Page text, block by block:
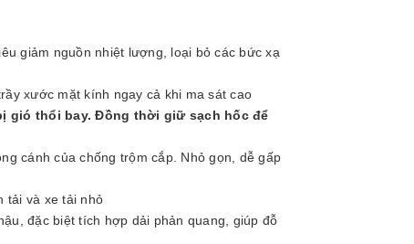
giảm nguồn nhiệt lượng, loại bỏ các bức xạ
xước mặt kính ngay cả khi ma sát cao
gió thổi bay. Đồng thời giữ sạch hốc để
cánh của chống trộm cắp. Nhỏ gọn, dễ gấp
tải và xe tải nhỏ
đặc biệt tích hợp dải phản quang, giúp đỗ